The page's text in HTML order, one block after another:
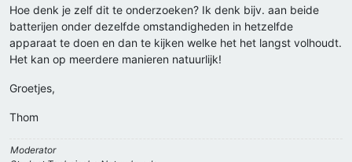
Hoe denk je zelf dit te onderzoeken? Ik denk bijv. aan beide
batterijen onder dezelfde omstandigheden in hetzelfde
apparaat te doen en dan te kijken welke het het langst volhoudt.
Het kan op meerdere manieren natuurlijk!
Groetjes,
Thom
Moderator